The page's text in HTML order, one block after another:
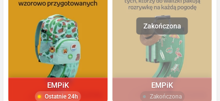
EMPiK
Ostatnie 24h
EMPiK
Zakończona